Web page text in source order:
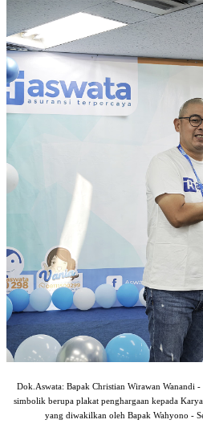
Dok.Aswata: Bapak Christian Wirawan Wanandi
simbolik berupa plakat penghargaan kepada
yang diwakilkan oleh Bapak Wahyono -